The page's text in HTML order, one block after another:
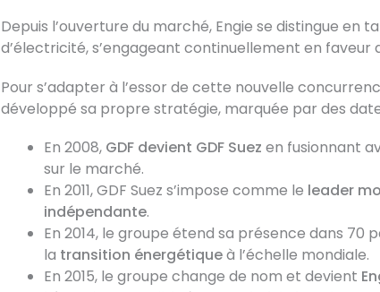
Depuis l’ouverture du marché, Engie se distingue en
d’électricité, s’engageant continuellement en faveur
Pour s’adapter à l’essor de cette nouvelle
développé sa propre stratégie, marquée par des
En 2008, GDF devient GDF Suez en fusionnant
sur le marché.
En 2011, GDF Suez s’impose comme le leader
indépendante.
En 2014, le groupe étend sa présence dans 70
la transition énergétiqueà l’échelle mondiale.
En 2015, le groupe change de nom et devient